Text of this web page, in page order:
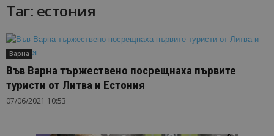
Таг: естония
Варна
Във Варна тържествено посрещнаха първите
туристи от Литва и Естония
07/06/2021 10:53